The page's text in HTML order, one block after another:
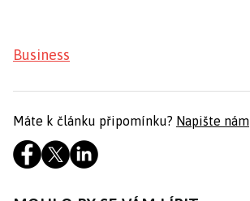
Business
Máte k článku připomínku? Napište nám